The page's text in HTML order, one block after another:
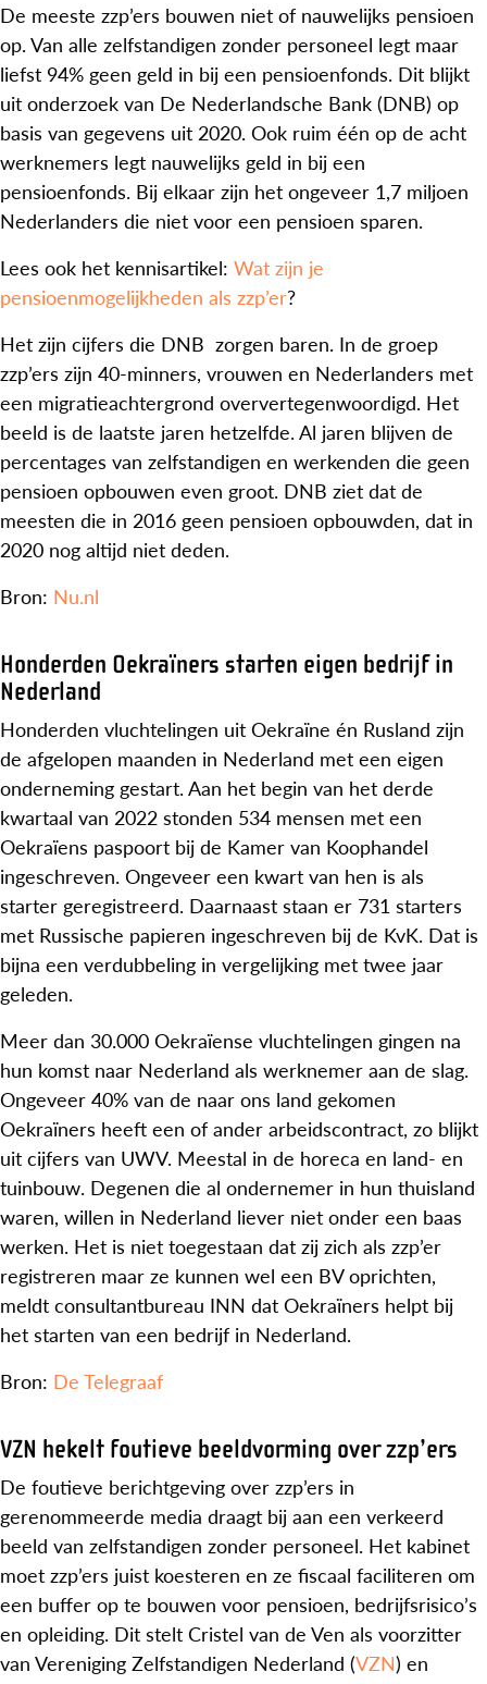
De meeste zzp’ers bouwen niet of nauwelijks pensioen
op. Van alle zelfstandigen zonder personeel legt maar
liefst 94% geen geld in bij een pensioenfonds. Dit blijkt
uit onderzoek van De Nederlandsche Bank (DNB) op
basis van gegevens uit 2020. Ook ruim één op de acht
werknemers legt nauwelijks geld in bij een
pensioenfonds. Bij elkaar zijn het ongeveer 1,7 miljoen
Nederlanders die niet voor een pensioen sparen.
Lees ook het kennisartikel: Wat zijn je
pensioenmogelijkheden als zzp’er?
Het zijn cijfers die DNB zorgen baren. In de groep
zzp’ers zijn 40-minners, vrouwen en Nederlanders met
een migratieachtergrond oververtegenwoordigd. Het
beeld is de laatste jaren hetzelfde. Al jaren blijven de
percentages van zelfstandigen en werkenden die geen
pensioen opbouwen even groot. DNB ziet dat de
meesten die in 2016 geen pensioen opbouwden, dat in
2020 nog altijd niet deden.
Bron: Nu.nl
Honderden Oekraïners starten eigen bedrijf in
Nederland
Honderden vluchtelingen uit Oekraïne én Rusland zijn
de afgelopen maanden in Nederland met een eigen
onderneming gestart. Aan het begin van het derde
kwartaal van 2022 stonden 534 mensen met een
Oekraïens paspoort bij de Kamer van Koophandel
ingeschreven. Ongeveer een kwart van hen is als
starter geregistreerd. Daarnaast staan er 731 starters
met Russische papieren ingeschreven bij de KvK. Dat is
bijna een verdubbeling in vergelijking met twee jaar
geleden.
Meer dan 30.000 Oekraïense vluchtelingen gingen na
hun komst naar Nederland als werknemer aan de slag.
Ongeveer 40% van de naar ons land gekomen
Oekraïners heeft een of ander arbeidscontract, zo blijkt
uit cijfers van UWV. Meestal in de horeca en land- en
tuinbouw. Degenen die al ondernemer in hun thuisland
waren, willen in Nederland liever niet onder een baas
werken. Het is niet toegestaan dat zij zich als zzp’er
registreren maar ze kunnen wel een BV oprichten,
meldt consultantbureau INN dat Oekraïners helpt bij
het starten van een bedrijf in Nederland.
Bron: De Telegraaf
VZN hekelt foutieve beeldvorming over zzp’ers
De foutieve berichtgeving over zzp’ers in
gerenommeerde media draagt bij aan een verkeerd
beeld van zelfstandigen zonder personeel. Het kabinet
moet zzp’ers juist koesteren en ze fiscaal faciliteren om
een buffer op te bouwen voor pensioen, bedrijfsrisico’s
en opleiding. Dit stelt Cristel van de Ven als voorzitter
van Vereniging Zelfstandigen Nederland (VZN) en